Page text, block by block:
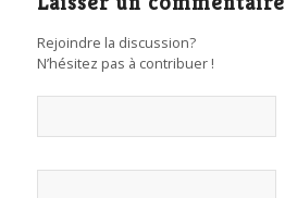
Rejoindre la discussion?
N’hésitez pas à contribuer !